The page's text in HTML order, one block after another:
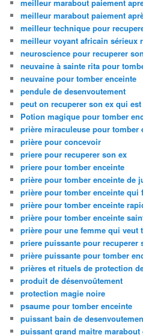
meilleur marabout paiement
meilleur marabout paiement
meilleur technique pour
meilleur voyant africain sérieux
neuroscience pour recuperer
neuvaine à sainte rita pour
neuvaine pour tomber enceinte
pendule de desenvoutement
peut on recuperer son ex qui
Potion magique pour tomber
prière miraculeuse pour tomber
prière pour concevoir
priere pour recuperer son ex
priere pour tomber enceinte
prière pour tomber enceinte de
prière pour tomber enceinte qui
prière pour tomber enceinte
prière pour tomber enceinte
prière pour une femme qui veut
priere puissante pour recuperer
prière puissante pour tomber
prières et rituels de protection
produit de désenvoûtement
protection magie noire
psaume pour tomber enceinte
puissant bain de
puissant grand maitre marabout